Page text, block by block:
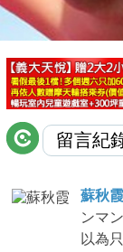
推薦景點
討論區
聯絡我們
APP下載
蘇秋霞
ンマ
以為